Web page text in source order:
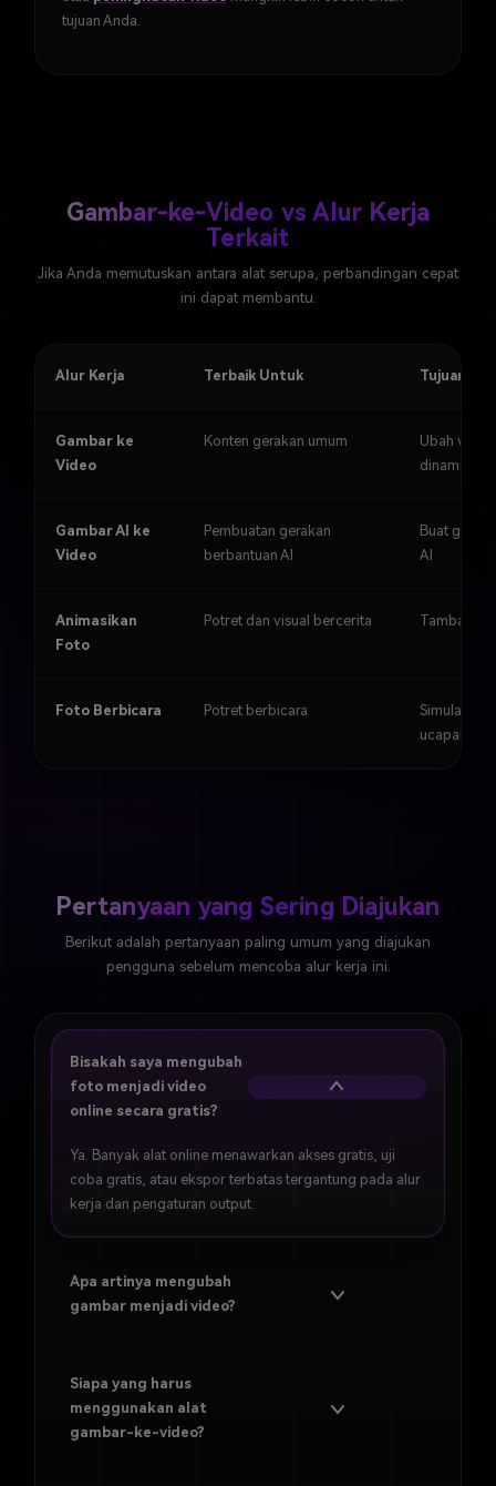
tujuan Anda.
Gambar-ke-Video vs Alur Kerja
Terkait
Jika Anda memutuskan antara alat serupa, perbandingan cepat
ini dapat membantu.
Alur Kerja Terbaik Untuk Tujuan
Gambar ke
Video
Konten gerakan umum
Ubah
dinamis
Gambar AI ke
Video
Pembuatan gerakan
berbantuan AI
Buat
AI
Animasikan
Foto
Potret dan visual bercerita
Foto Berbicara Potret berbicara
ucapan
Pertanyaan yang Sering Diajukan
Berikut adalah pertanyaan paling umum yang diajukan
pengguna sebelum mencoba alur kerja ini.
Bisakah saya mengubah
foto menjadi video
online secara gratis?
Ya. Banyak alat online menawarkan akses gratis, uji
coba gratis, atau ekspor terbatas tergantung pada alur
kerja dan pengaturan output.
Apa artinya mengubah
gambar menjadi video?
Siapa yang harus
menggunakan alat
gambar-ke-video?